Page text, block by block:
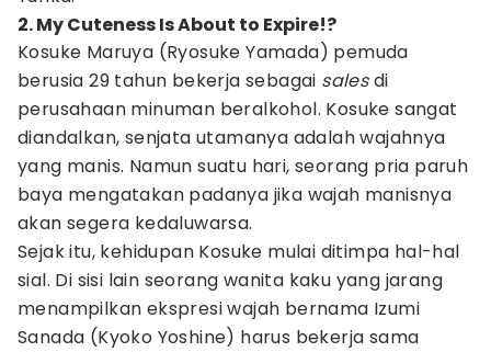
2. My Cuteness Is About to Expire!?
Kosuke Maruya (Ryosuke Yamada) pemuda
berusia 29 tahun bekerja sebagai salesdi
perusahaan minuman beralkohol. Kosuke sangat
diandalkan, senjata utamanya adalah wajahnya
yang manis. Namun suatu hari, seorang pria paruh
baya mengatakan padanya jika wajah manisnya
akan segera kedaluwarsa.
Sejak itu, kehidupan Kosuke mulai ditimpa hal-hal
sial. Di sisi lain seorang wanita kaku yang jarang
menampilkan ekspresi wajah bernama Izumi
Sanada (Kyoko Yoshine) harus bekerja sama